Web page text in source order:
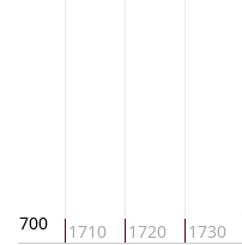
1700 1710 1720 1730